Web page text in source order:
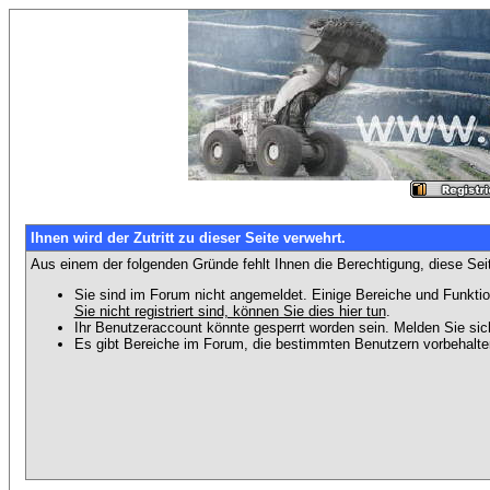
Ihnen wird der Zutritt zu dieser Seite verwehrt.
Aus einem der folgenden Gründe fehlt Ihnen die Berechtigung, diese
Sie sind im Forum nicht angemeldet. Einige Bereiche und
Sie nicht registriert sind, können Sie dies hier tun.
Ihr Benutzeraccount könnte gesperrt worden sein. Melden Sie
Es gibt Bereiche im Forum, die bestimmten Benutzern